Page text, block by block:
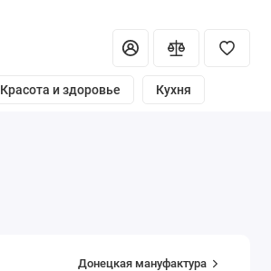
Красота и здоровье Кухня
Донецкая мануфактура